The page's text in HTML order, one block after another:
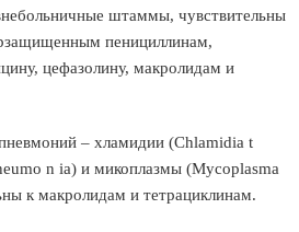
штаммы, чувствительны
пенициллинам,
цефазолину, макролидам и
– хламидии (Chlamidia t
n ia) и микоплазмы (Mycoplasma
к макролидам и тетрациклинам.